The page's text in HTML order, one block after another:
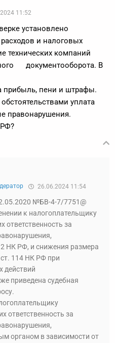
11:52
установлено
и налоговых
технических компаний
документооборота. В
прибыль, пени и штрафы.
уплата
правонарушения.
26.06.2024 11:54
№БВ-4-7/7751@
к налогоплательщику
ответственность за
НК РФ, и снижения размера
114 НК РФ при
действий
приведена судебная
ответственность за
органом в зависимости от